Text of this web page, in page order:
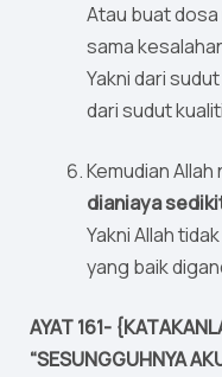
Atau buat dosa
sama
Yakni dari
dari sudut
Kemudian Allah
dianiaya
Yakni Allah
yang baik
AYAT 161-
“SESUNGGUHNYA